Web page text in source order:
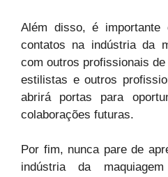
Além disso, é importante
contatos na indústria da
com outros profissionais
estilistas e outros
abrirá portas para
colaborações futuras.
Por fim, nunca pare de
indústria da